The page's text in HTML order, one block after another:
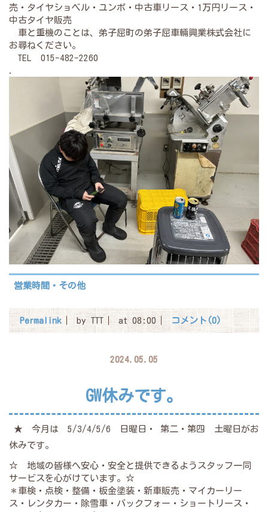
売・タイヤショベル・ユンボ・中古車リース・1万円リース・
中古タイヤ販売
車と重機のことは、弟子屈町の弟子屈車輛興業株式会社に
お尋ねください。
TEL 015-482-2260
営業時間・その他
Permalink by TTT at 08:00 コメント(0)
2024.05.05
GW休みです。
★ 今月は 5/3/4/5/6 日曜日・ 第二・第四 土曜日がお
休みです。
☆ 地域の皆様へ安心・安全と提供できるようスタッフ一同
サービスを心がけています。☆
＊車検・点検・整備・板金塗装・新車販売・マイカーリー
ス・レンタカー・除雪車・バックフォー・ショートリース・